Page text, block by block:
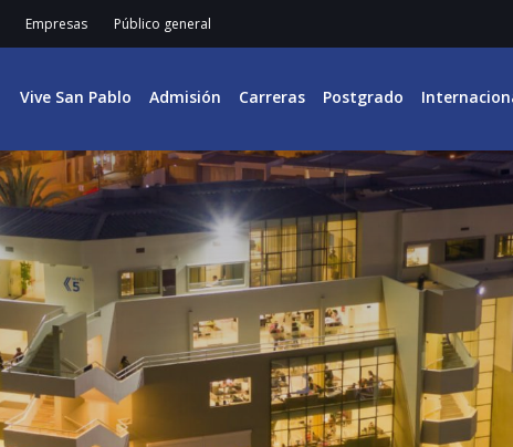
Empresas Público general
Vive San Pablo Admisión Carreras Postgrado